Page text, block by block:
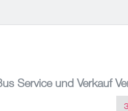
Service und Verkauf